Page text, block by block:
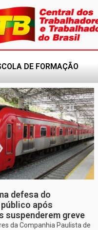
DE FORMAÇÃO
defesa do
após
suspenderem greve
da Companhia Paulista de